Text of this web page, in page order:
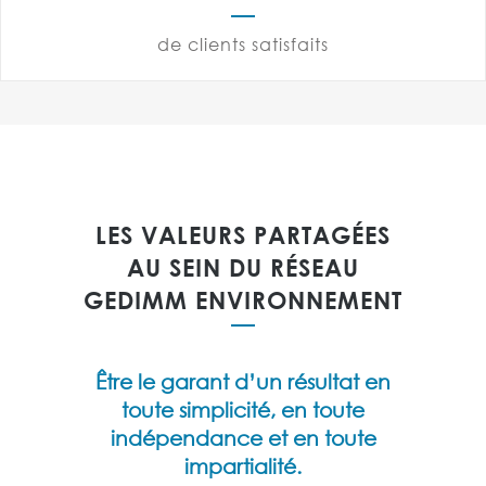
de clients satisfaits
LES VALEURS PARTAGÉES
AU SEIN DU RÉSEAU
GEDIMM ENVIRONNEMENT
Être le garant d’un résultat en
toute simplicité, en toute
indépendance et en toute
impartialité.